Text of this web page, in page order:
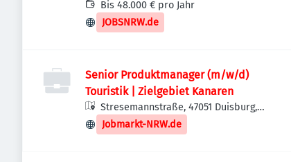
Deutschland
Bis 48.000 € pro Jahr
JOBSNRW.de
Senior Produktmanager (m/w/d)
Touristik | Zielgebiet Kanaren
Stresemannstraße, 47051 Duisburg,
Deutschland
Jobmarkt-NRW.de